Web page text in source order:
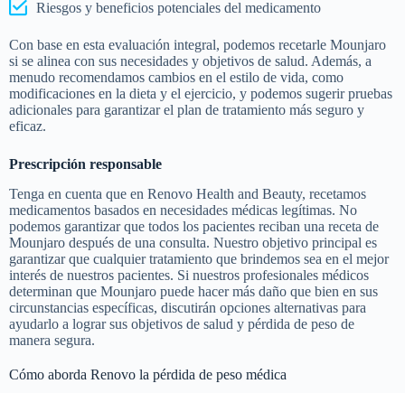
Cuando consulte con Renovo Health and Beauty, nuestros
exhaustiva de sus necesidades de salud. Consideramos varios
factores antes de recetar cualquier medicamento, que incluyen:
Su historial médico
Estado de salud actual
Riesgos y beneficios potenciales del medicamento
Con base en esta evaluación integral, podemos recetarle Mounjaro
si se alinea con sus necesidades y objetivos de salud. Además, a
menudo recomendamos cambios en el estilo de vida, como
modificaciones en la dieta y el ejercicio, y podemos sugerir pruebas
adicionales para garantizar el plan de tratamiento más seguro y
eficaz.
Prescripción responsable
Tenga en cuenta que en Renovo Health and Beauty, recetamos
podemos garantizar que todos los pacientes reciban una receta de